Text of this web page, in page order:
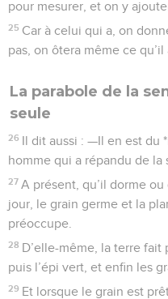
pour mesurer, et on y
25 Car à celui qui a, on
pas, on ôtera même ce qu’il
La parabole de la
seule
26 Il dit aussi : —Il en est du
homme qui a répandu de la
27 A présent, qu’il dorme
jour, le grain germe et la
préoccupe.
28 D’elle-même, la terre fait
puis l’épi vert, et enfin les
29 Et lorsque le grain est